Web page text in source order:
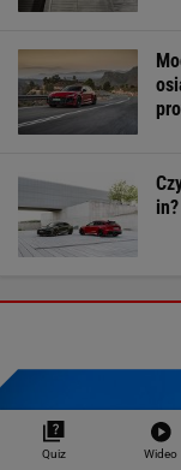
Quiz Wideo